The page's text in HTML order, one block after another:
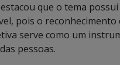
que o tema
pois o reconhecimento
serve como um
pessoas.